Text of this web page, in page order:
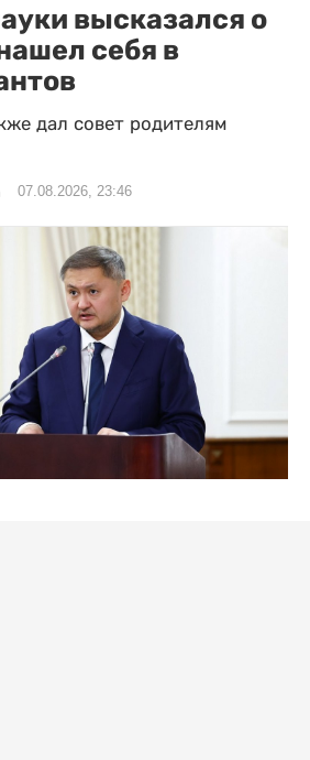
высказался о
себя в
дал совет родителям
07.08.2026, 23:46